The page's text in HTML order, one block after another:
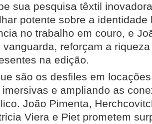
sua pesquisa têxtil
potente sobre a identidade
no trabalho em couro, e
vanguarda, reforçam a
na edição.
são os desfiles em
e ampliando as
João Pimenta,
Viera e Piet prometem